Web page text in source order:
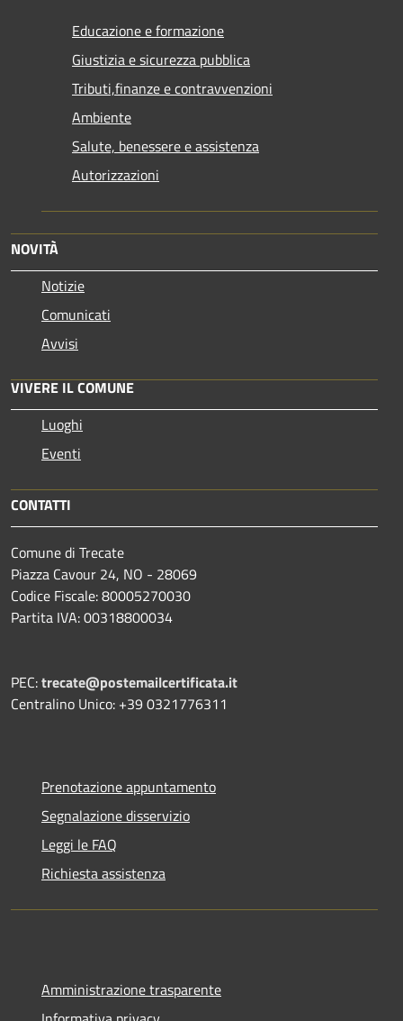
Educazione e formazione
Giustizia e sicurezza pubblica
Tributi,finanze e contravvenzioni
Ambiente
Salute, benessere e assistenza
Autorizzazioni
NOVITÀ
Notizie
Comunicati
Avvisi
VIVERE IL COMUNE
Luoghi
Eventi
CONTATTI
Comune di Trecate
Piazza Cavour 24, NO - 28069
Codice Fiscale: 80005270030
Partita IVA: 00318800034
PEC:trecate@postemailcertificata.it
Centralino Unico: +39 0321776311
Prenotazione appuntamento
Segnalazione disservizio
Leggi le FAQ
Richiesta assistenza
Amministrazione trasparente